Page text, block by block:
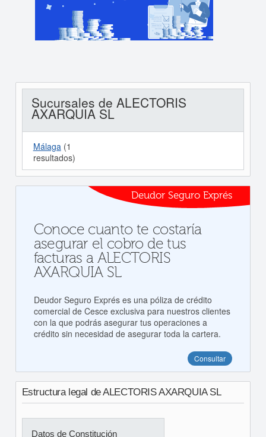
Sucursales de ALECTORIS
AXARQUIA SL
Málaga(1
resultados)
Deudor Seguro Exprés
Conoce cuanto te costaría
asegurar el cobro de tus
facturas a ALECTORIS
AXARQUIA SL
Deudor Seguro Exprés es una póliza de crédito
comercial de Cesce exclusiva para nuestros clientes
con la que podrás asegurar tus operaciones a
crédito sin necesidad de asegurar toda la cartera.
Consultar
Estructura legal de ALECTORIS AXARQUIA SL
Datos de Constitución